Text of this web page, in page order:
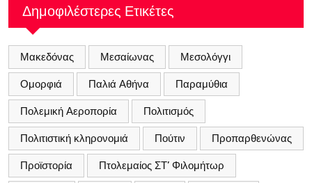
Δημοφιλέστερες Ετικέτες
Μακεδόνας Μεσαίωνας Μεσολόγγι
Ομορφιά Παλιά Αθήνα Παραμύθια
Πολεμική Αεροπορία Πολιτισμός
Πολιτιστική κληρονομιά Πούτιν Προπαρθενώνας
Προϊστορία Πτολεμαίος ΣΤ’ Φιλομήτωρ